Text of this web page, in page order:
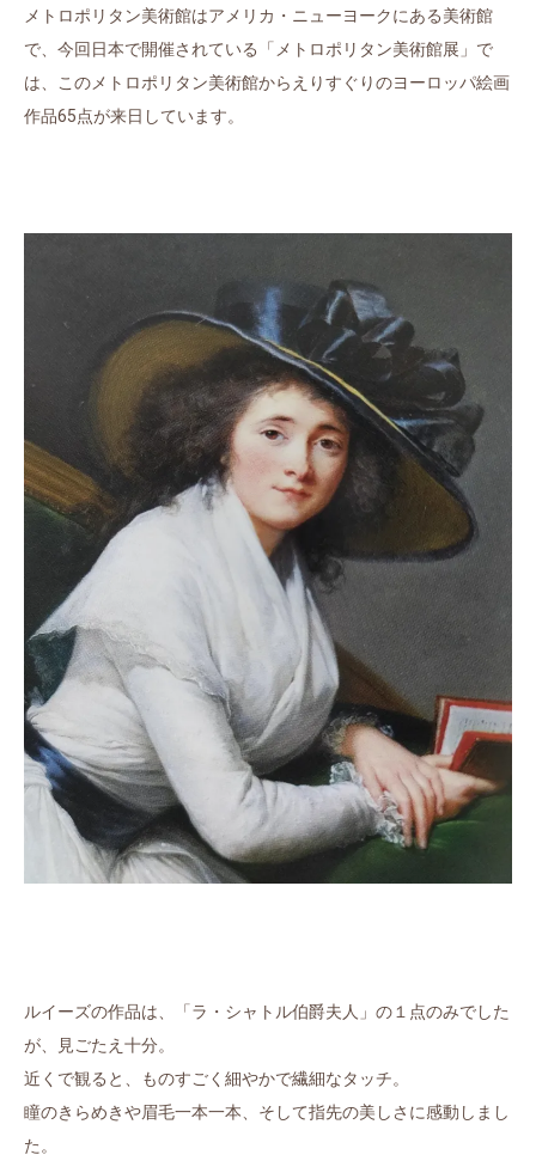
メトロポリタン美術館はアメリカ・ニューヨークにある美術館
で、今回日本で開催されている「メトロポリタン美術館展」で
は、このメトロポリタン美術館からえりすぐりのヨーロッパ絵画
作品65点が来日しています。
ルイーズの作品は、「ラ・シャトル伯爵夫人」の１点のみでした
が、見ごたえ十分。
近くで観ると、ものすごく細やかで繊細なタッチ。
瞳のきらめきや眉毛一本一本、そして指先の美しさに感動しまし
た。